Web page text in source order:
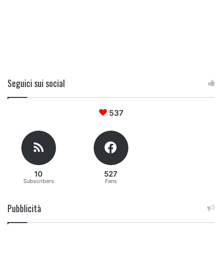
Seguici sui social
537
10
Subscribers
527
Fans
Pubblicità